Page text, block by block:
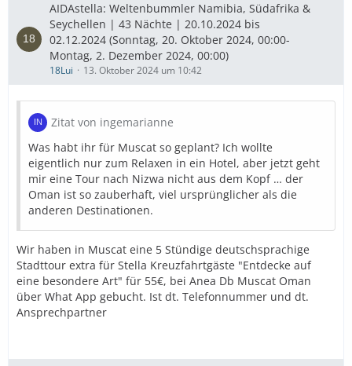
AIDAstella: Weltenbummler Namibia, Südafrika &
Seychellen | 43 Nächte | 20.10.2024 bis
02.12.2024 (Sonntag, 20. Oktober 2024, 00:00-
Montag, 2. Dezember 2024, 00:00)
18Lui 13. Oktober 2024 um 10:42
Zitat von ingemarianne
Was habt ihr für Muscat so geplant? Ich wollte
eigentlich nur zum Relaxen in ein Hotel, aber jetzt geht
mir eine Tour nach Nizwa nicht aus dem Kopf … der
Oman ist so zauberhaft, viel ursprünglicher als die
anderen Destinationen.
Wir haben in Muscat eine 5 Stündige deutschsprachige
Stadttour extra für Stella Kreuzfahrtgäste "Entdecke auf
eine besondere Art" für 55€, bei Anea Db Muscat Oman
über What App gebucht. Ist dt. Telefonnummer und dt.
Ansprechpartner